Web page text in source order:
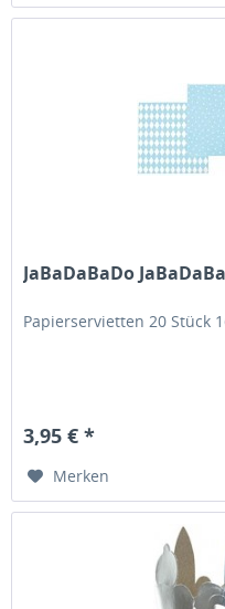
JaBaDaBaDo
Papierservietten 20 Stück
3,95 € *
Merken